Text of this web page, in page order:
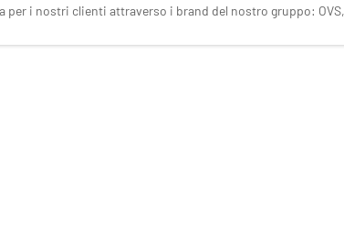
i nostri clienti attraverso i brand del nostro gruppo:
Gru